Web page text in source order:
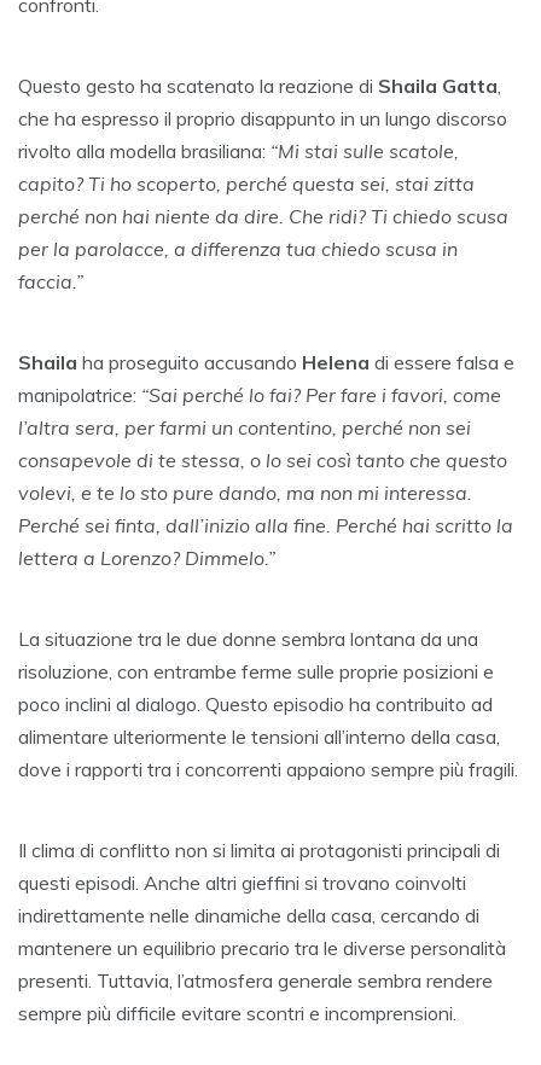
confronti.
Questo gesto ha scatenato la reazione di Shaila Gatta,
che ha espresso il proprio disappunto in un lungo discorso
rivolto alla modella brasiliana: “Mi stai sulle scatole,
capito? Ti ho scoperto, perché questa sei, stai zitta
perché non hai niente da dire. Che ridi? Ti chiedo scusa
per la parolacce, a differenza tua chiedo scusa in
faccia.”
Shaila ha proseguito accusando Helena di essere falsa e
manipolatrice: “Sai perché lo fai? Per fare i favori, come
l’altra sera, per farmi un contentino, perché non sei
consapevole di te stessa, o lo sei così tanto che questo
volevi, e te lo sto pure dando, ma non mi interessa.
Perché sei finta, dall’inizio alla fine. Perché hai scritto la
lettera a Lorenzo? Dimmelo.”
La situazione tra le due donne sembra lontana da una
risoluzione, con entrambe ferme sulle proprie posizioni e
poco inclini al dialogo. Questo episodio ha contribuito ad
alimentare ulteriormente le tensioni all’interno della casa,
dove i rapporti tra i concorrenti appaiono sempre più fragili.
Il clima di conflitto non si limita ai protagonisti principali di
questi episodi. Anche altri gieffini si trovano coinvolti
indirettamente nelle dinamiche della casa, cercando di
mantenere un equilibrio precario tra le diverse personalità
presenti. Tuttavia, l’atmosfera generale sembra rendere
sempre più difficile evitare scontri e incomprensioni.